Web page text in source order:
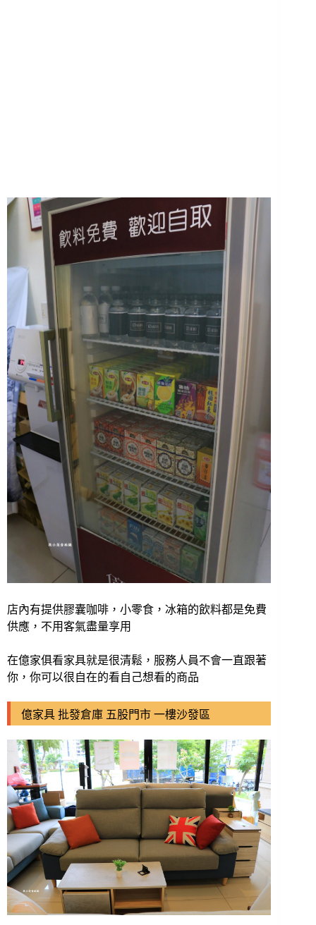
店內有提供膠囊咖啡，小零食，冰箱的飲料都是免費
供應，不用客氣盡量享用
在億家俱看家具就是很清鬆，服務人員不會一直跟著
你，你可以很自在的看自己想看的商品
億家具 批發倉庫 五股門市 一樓沙發區